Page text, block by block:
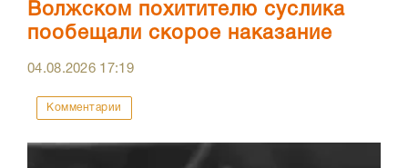
Волжском похитителю суслика
пообещали скорое наказание
04.08.2026 17:19
Комментарии